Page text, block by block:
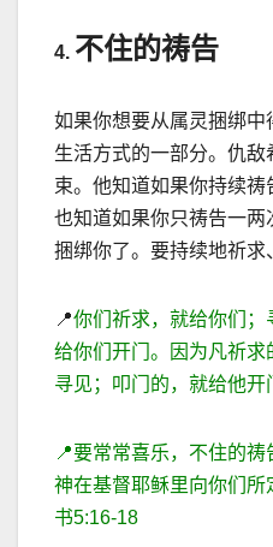
4. 不住的祷告
如果你想要从属灵捆绑
生活方式的一部分。仇敌
束。他知道如果你持续
也知道如果你只祷告一
捆绑你了。要持续地祈求
📍你们祈求，就给你们
给你们开门。因为凡祈
寻见；叩门的，就给他开
📍要常常喜乐，不住的祷
神在基督耶稣里向你们
书5:16-18